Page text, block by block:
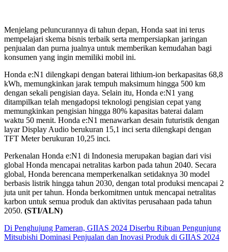
Menjelang peluncurannya di tahun depan, Honda saat ini terus
mempelajari skema bisnis terbaik serta mempersiapkan jaringan
penjualan dan purna jualnya untuk memberikan kemudahan bagi
konsumen yang ingin memiliki mobil ini.
Honda e:N1 dilengkapi dengan baterai lithium-ion berkapasitas 68,8
kWh, memungkinkan jarak tempuh maksimum hingga 500 km
dengan sekali pengisian daya. Selain itu, Honda e:N1 yang
ditampilkan telah mengadopsi teknologi pengisian cepat yang
memungkinkan pengisian hingga 80% kapasitas baterai dalam
waktu 50 menit. Honda e:N1 menawarkan desain futuristik dengan
layar Display Audio berukuran 15,1 inci serta dilengkapi dengan
TFT Meter berukuran 10,25 inci.
Perkenalan Honda e:N1 di Indonesia merupakan bagian dari visi
global Honda mencapai netralitas karbon pada tahun 2040. Secara
global, Honda berencana memperkenalkan setidaknya 30 model
berbasis listrik hingga tahun 2030, dengan total produksi mencapai 2
juta unit per tahun. Honda berkomitmen untuk mencapai netralitas
karbon untuk semua produk dan aktivitas perusahaan pada tahun
2050. (STI/ALN)
Di Penghujung Pameran, GIIAS 2024 Diserbu Ribuan Pengunjung
Mitsubishi Dominasi Penjualan dan Inovasi Produk di GIIAS 2024